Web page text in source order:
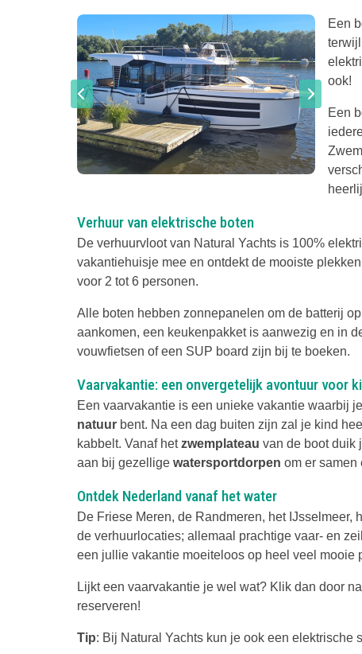
Een
ook!
Een
Verhuur van elektrische boten
De verhuurvloot van Natural Yachts is 100%
vakantiehuisje mee en ontdekt de mooiste
voor 2 tot 6 personen.
Alle boten hebben zonnepanelen om de batterij
aankomen, een keukenpakket is aanwezig en in
vouwfietsen of een SUP board zijn bij te boeken.
Vaarvakantie: een onvergetelijk avontuur voor
Een vaarvakantie is een unieke vakantie waarbij
natuur bent. Na een dag buiten zijn zal je kind
kabbelt. Vanaf hetzwemplateau van de boot duik
aan bij gezellige watersportdorpen om er samen
Ontdek Nederland vanaf het water
De Friese Meren, de Randmeren, het
de verhuurlocaties; allemaal prachtige vaar- en
een jullie vakantie moeiteloos op heel veel mooie
Lijkt een vaarvakantie je wel wat? Klik dan door
reserveren!
Tip: Bij Natural Yachts kun je ook een elektrische